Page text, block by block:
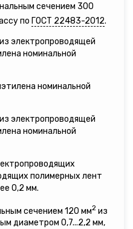
сечением 300
по ГОСТ 22483-2012.
электропроводящей
номинальной
номинальной
электропроводящей
номинальной
полимерных лент
0,2 мм.
сечением 120 мм2 из
диаметром 0,7...2,2 мм,